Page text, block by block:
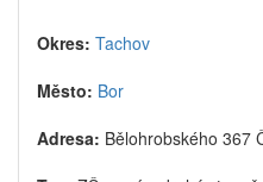
Okres: Tachov
Město: Bor
Adresa: Bělohrobského 367